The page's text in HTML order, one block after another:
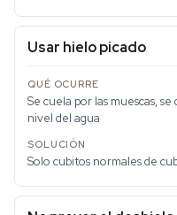
Usar hielo picado
Se cuela por las muescas,
nivel del agua
Solo cubitos normales de